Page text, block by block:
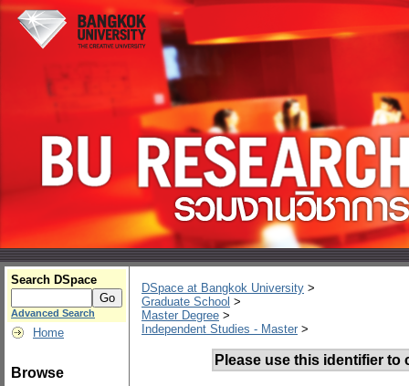
Search DSpace
Advanced Search
Home
Browse
DSpace at Bangkok University >
Graduate School >
Master Degree >
Independent Studies - Master >
Please use this identifier